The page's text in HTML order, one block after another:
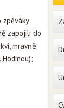
zpěváky
zapojili do
mravně